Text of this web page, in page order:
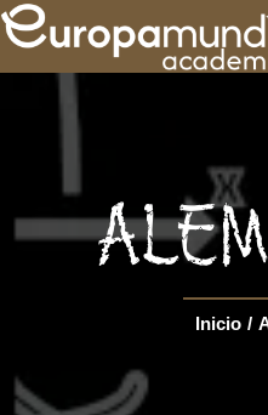
Inicio /